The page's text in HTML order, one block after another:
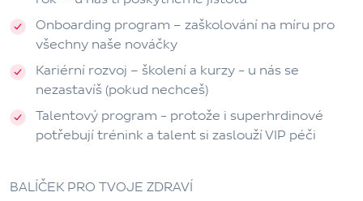
Onboarding program – zaškolování na míru pro
všechny naše nováčky
Kariérní rozvoj – školení a kurzy - u nás se
nezastavíš (pokud nechceš)
Talentový program - protože i superhrdinové
potřebují trénink a talent si zaslouží VIP péči
BALÍČEK PRO TVOJE ZDRAVÍ